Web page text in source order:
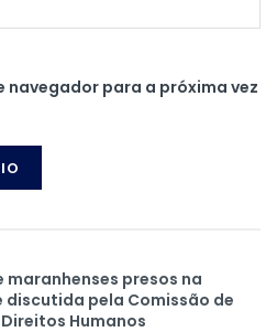
navegador para a próxima vez
maranhenses presos na
discutida pela Comissão de
Humanos